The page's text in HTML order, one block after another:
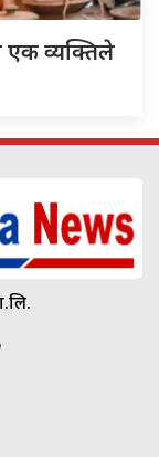
एक व्यक्तिले